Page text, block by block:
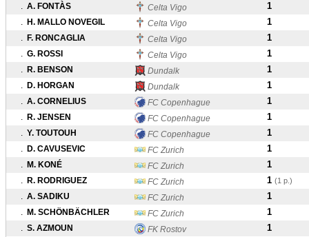
. A. FONTÀS Celta Vigo 1
. H. MALLO NOVEGIL Celta Vigo 1
. F. RONCAGLIA Celta Vigo 1
. G. ROSSI Celta Vigo 1
. R. BENSON Dundalk 1
. D. HORGAN Dundalk 1
. A. CORNELIUS FC Copenhague 1
. R. JENSEN FC Copenhague 1
. Y. TOUTOUH FC Copenhague 1
. D. CAVUSEVIC FC Zurich 1
. M. KONÉ FC Zurich 1
. R. RODRIGUEZ FC Zurich 1 (1 p.)
. A. SADIKU FC Zurich 1
. M. SCHÖNBÄCHLER FC Zurich 1
. S. AZMOUN FK Rostov 1